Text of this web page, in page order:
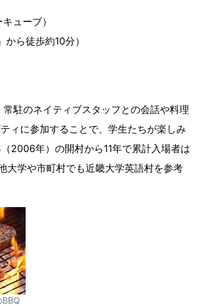
ューブ）
徒歩約10分）
駐のネイティブスタッフとの会話や料理
ィに参加することで、学生たちが楽しみ
2006年）の開村から11年で累計入場者は
大学や市町村でも近畿大学英語村を参考